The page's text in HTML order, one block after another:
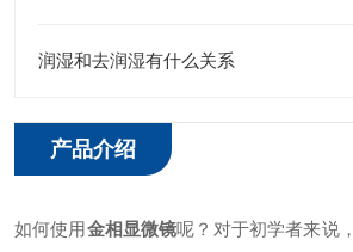
润湿和去润湿有什么关系
产品介绍
如何使用金相显微镜呢？对于初学者来说